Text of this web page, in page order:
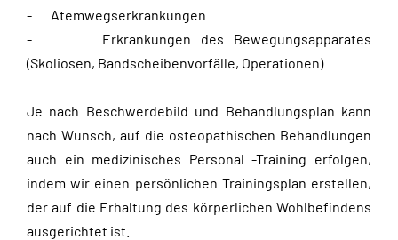
- Atemwegserkrankungen
- Erkrankungen des Bewegungsapparates
(Skoliosen, Bandscheibenvorfälle, Operationen)
Je nach Beschwerdebild und Behandlungsplan kann
nach Wunsch, auf die osteopathischen Behandlungen
auch ein medizinisches Personal -Training erfolgen,
indem wir einen persönlichen Trainingsplan erstellen,
der auf die Erhaltung des körperlichen Wohlbefindens
ausgerichtet ist.